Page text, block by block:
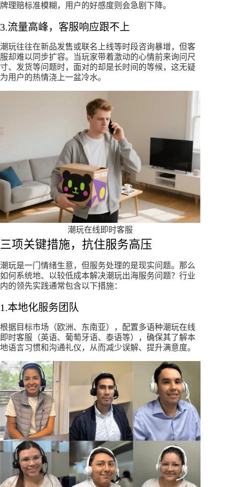
牌理赔标准模糊，用户的好感度则会急剧下降。
3.流量高峰，客服响应跟不上
潮玩往往在新品发售或联名上线等时段咨询暴增，但客
服却难以同步扩容。当玩家带着激动的心情前来询问尺
寸、发货等问题时，面对的却是长时间的等候，这无疑
为用户的热情浇上一盆冷水。
潮玩在线即时客服
三项关键措施，抗住服务高压
潮玩是一门情绪生意，但服务处理的是现实问题。那么
如何系统地、以较低成本解决潮玩出海服务问题？行业
内的领先实践通常包含以下措施：
1.本地化服务团队
根据目标市场（欧洲、东南亚），配置多语种潮玩在线
即时客服（英语、葡萄牙语、泰语等），确保其了解本
地语言习惯和沟通礼仪，从而减少误解、提升满意度。